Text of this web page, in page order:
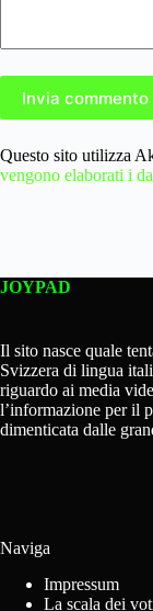
Invia commento
Questo sito utilizza
vengono elaborati i
JOYPAD
Il sito nasce quale
Svizzera di lingua
riguardo ai media
l’informazione per il
dimenticata dalle
Naviga
Impressum
La scala dei